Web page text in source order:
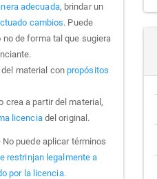
adecuada, brindar un
cambios. Puede
de forma tal que sugiera
material conpropósitos
crea a partir del material,
licenciadel original.
No puede aplicar términos
restrinjan legalmente a
por la licencia.